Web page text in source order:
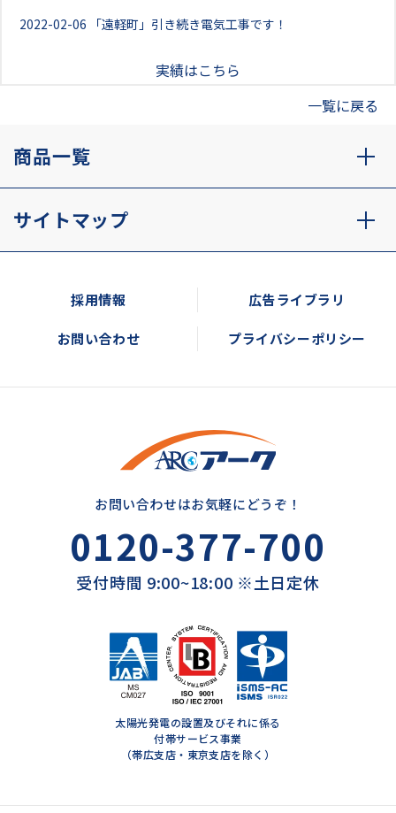
2022-02-06 「遠軽町」引き続き電気工事です！
実績はこちら
一覧に戻る
商品一覧
サイトマップ
採用情報 広告ライブラリ
お問い合わせ プライバシーポリシー
お問い合わせはお気軽にどうぞ！
0120-377-700
受付時間 9:00~18:00 ※土日定休
太陽光発電の設置及びそれに係る
付帯サービス事業
（帯広支店・東京支店を除く）